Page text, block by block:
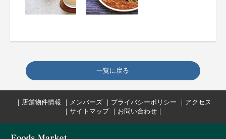
一覧に戻る
｜ 店舗物件情報 ｜ メンバーズ ｜ プライバシーポリシー ｜ アクセス
｜ サイトマップ ｜ お問い合わせ｜